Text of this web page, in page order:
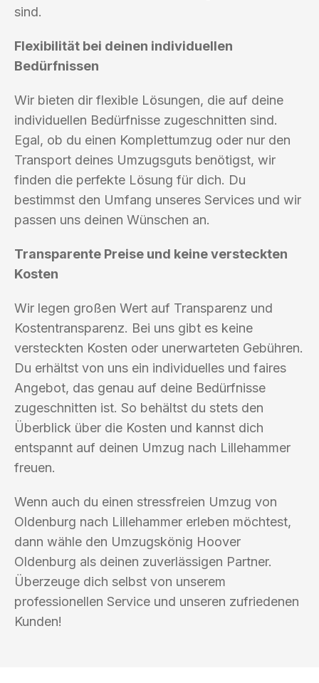
sind.
Flexibilität bei deinen individuellen
Bedürfnissen
Wir bieten dir flexible Lösungen, die auf deine
individuellen Bedürfnisse zugeschnitten sind.
Egal, ob du einen Komplettumzug oder nur den
Transport deines Umzugsguts benötigst, wir
finden die perfekte Lösung für dich. Du
bestimmst den Umfang unseres Services und wir
passen uns deinen Wünschen an.
Transparente Preise und keine versteckten
Kosten
Wir legen großen Wert auf Transparenz und
Kostentransparenz. Bei uns gibt es keine
versteckten Kosten oder unerwarteten Gebühren.
Du erhältst von uns ein individuelles und faires
Angebot, das genau auf deine Bedürfnisse
zugeschnitten ist. So behältst du stets den
Überblick über die Kosten und kannst dich
entspannt auf deinen Umzug nach Lillehammer
freuen.
Wenn auch du einen stressfreien Umzug von
Oldenburg nach Lillehammer erleben möchtest,
dann wähle den Umzugskönig Hoover
Oldenburg als deinen zuverlässigen Partner.
Überzeuge dich selbst von unserem
professionellen Service und unseren zufriedenen
Kunden!